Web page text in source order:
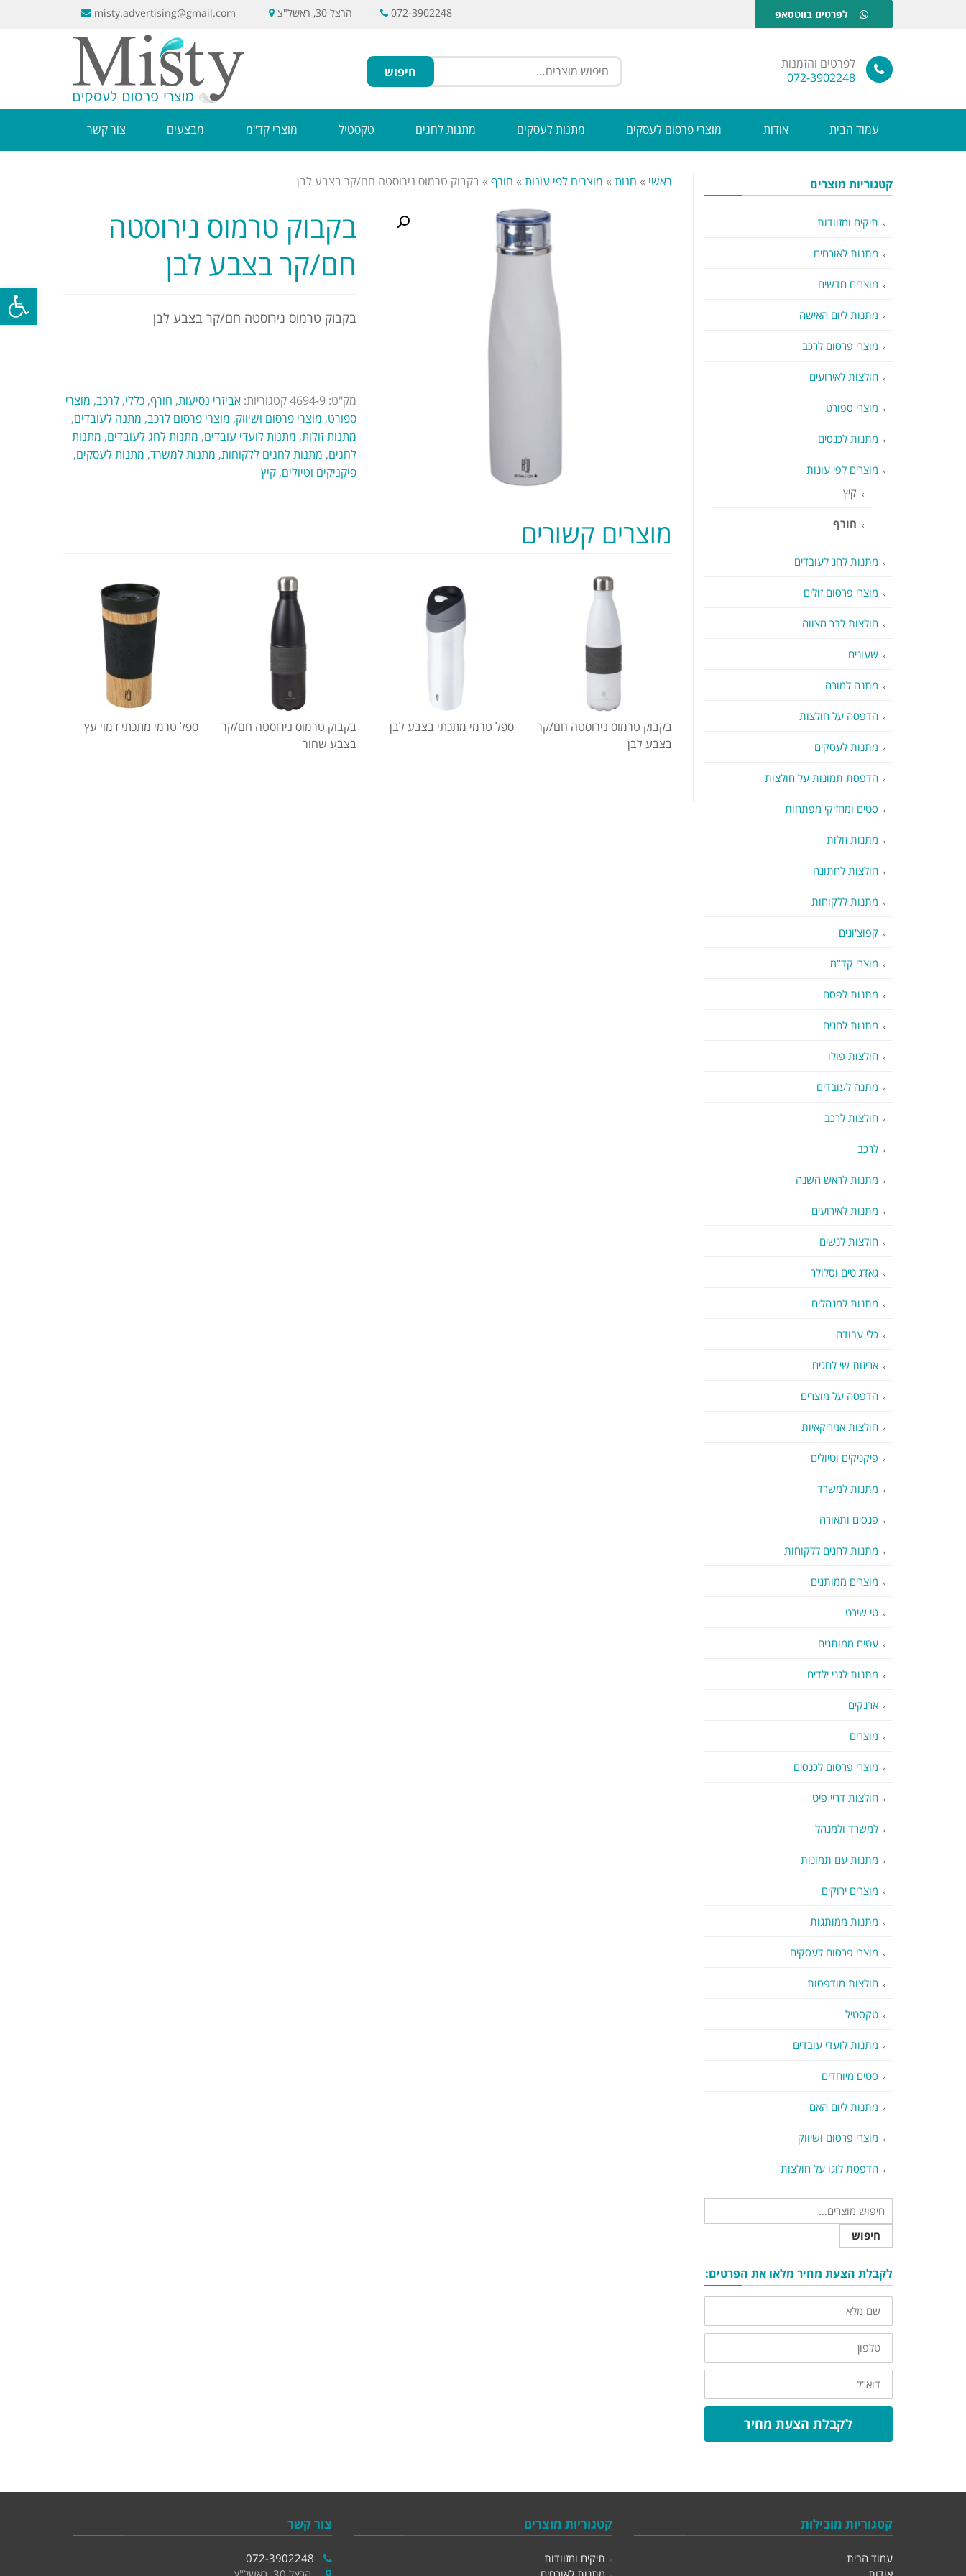
פתח
לפרטים בווטסאפ 072-3902248 הרצל 30, ראשל"צ misty.advertising@gmail.com
לפרטים והזמנות
072-3902248
חיפוש
עמוד הבית אודות מוצרי פרסום לעסקים מתנות לעסקים מתנות לחגים טקסטיל מוצרי קד"מ מבצעים צור קשר
ראשי » חנות » מוצרים לפי עונות » חורף » בקבוק טרמוס נירוסטה חם/קר בצבע לבן
בקבוק טרמוס נירוסטה
חם/קר בצבע לבן
בקבוק טרמוס נירוסטה חם/קר בצבע לבן
מק"ט:4694-9קטגוריות:אביזרי נסיעות, חורף,כללי,לרכב, מוצרי
ספורט, מוצרי פרסום ושיווק, מוצרי פרסום לרכב, מתנה לעובדים,
מתנות זולות, מתנות לועדי עובדים, מתנות לחג לעובדים, מתנות
לחגים, מתנות לחגים ללקוחות, מתנות למשרד, מתנות לעסקים,
פיקניקים וטיולים,קיץ
מוצרים קשורים
בקבוק טרמוס נירוסטה חם/קר
בצבע לבן
ספל טרמי מתכתי בצבע לבן
בקבוק טרמוס נירוסטה חם/קר
בצבע שחור
ספל טרמי מתכתי דמוי עץ
קטגוריות מוצרים
תיקים ומזוודות
מתנות לאורחים
מוצרים חדשים
מתנות ליום האישה
מוצרי פרסום לרכב
חולצות לאירועים
מוצרי ספורט
מתנות לכנסים
מוצרים לפי עונות
קיץ
חורף
מתנות לחג לעובדים
מוצרי פרסום זולים
חולצות לבר מצווה
שעונים
מתנה למורה
הדפסה על חולצות
מתנות לעסקים
הדפסת תמונות על חולצות
סטים ומחזיקי מפתחות
מתנות זולות
חולצות לחתונה
מתנות ללקוחות
קפוצ'ונים
מוצרי קד"מ
מתנות לפסח
מתנות לחגים
חולצות פולו
מתנה לעובדים
חולצות לרכב
לרכב
מתנות לראש השנה
מתנות לאירועים
חולצות לנשים
גאדג'טים וסלולר
מתנות למנהלים
כלי עבודה
אריזות שי לחגים
הדפסה על מוצרים
חולצות אמריקאיות
פיקניקים וטיולים
מתנות למשרד
פנסים ותאורה
מתנות לחגים ללקוחות
מוצרים ממותגים
טי שירט
עטים ממותגים
מתנות לגני ילדים
ארנקים
מוצרים
מוצרי פרסום לכנסים
חולצות דריי פיט
למשרד ולמנהל
מתנות עם תמונות
מוצרים ירוקים
מתנות ממותגות
מוצרי פרסום לעסקים
חולצות מודפסות
טקסטיל
מתנות לועדי עובדים
סטים מיוחדים
מתנות ליום האם
מוצרי פרסום ושיווק
הדפסת לוגו על חולצות
חיפוש
לקבלת הצעת מחיר מלאו את הפרטים:
שם
מלא
טלפון
דוא"ל
לקבלת הצעת מחיר
קטגוריות מובילות
עמוד הבית
קטגוריות מוצרים
תיקים ומזוודות
צור קשר
072-3902248